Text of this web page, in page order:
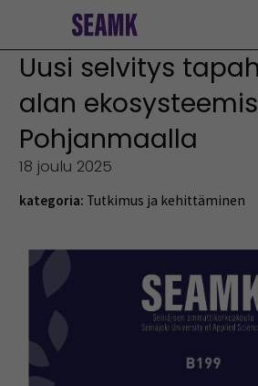
Uusi selvitys
alan
Pohjanmaalla
18 joulu 2025
kategoria: Tutkimus ja kehittäminen